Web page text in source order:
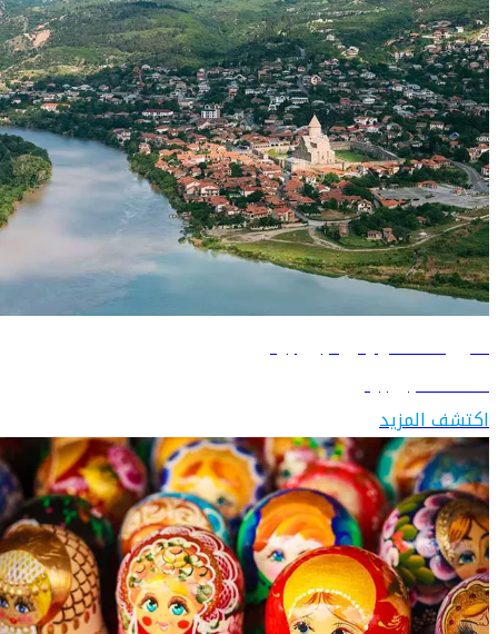
دليل السفر إلى جورجيا
اكتشف جورجيا
اكتشف المزيد